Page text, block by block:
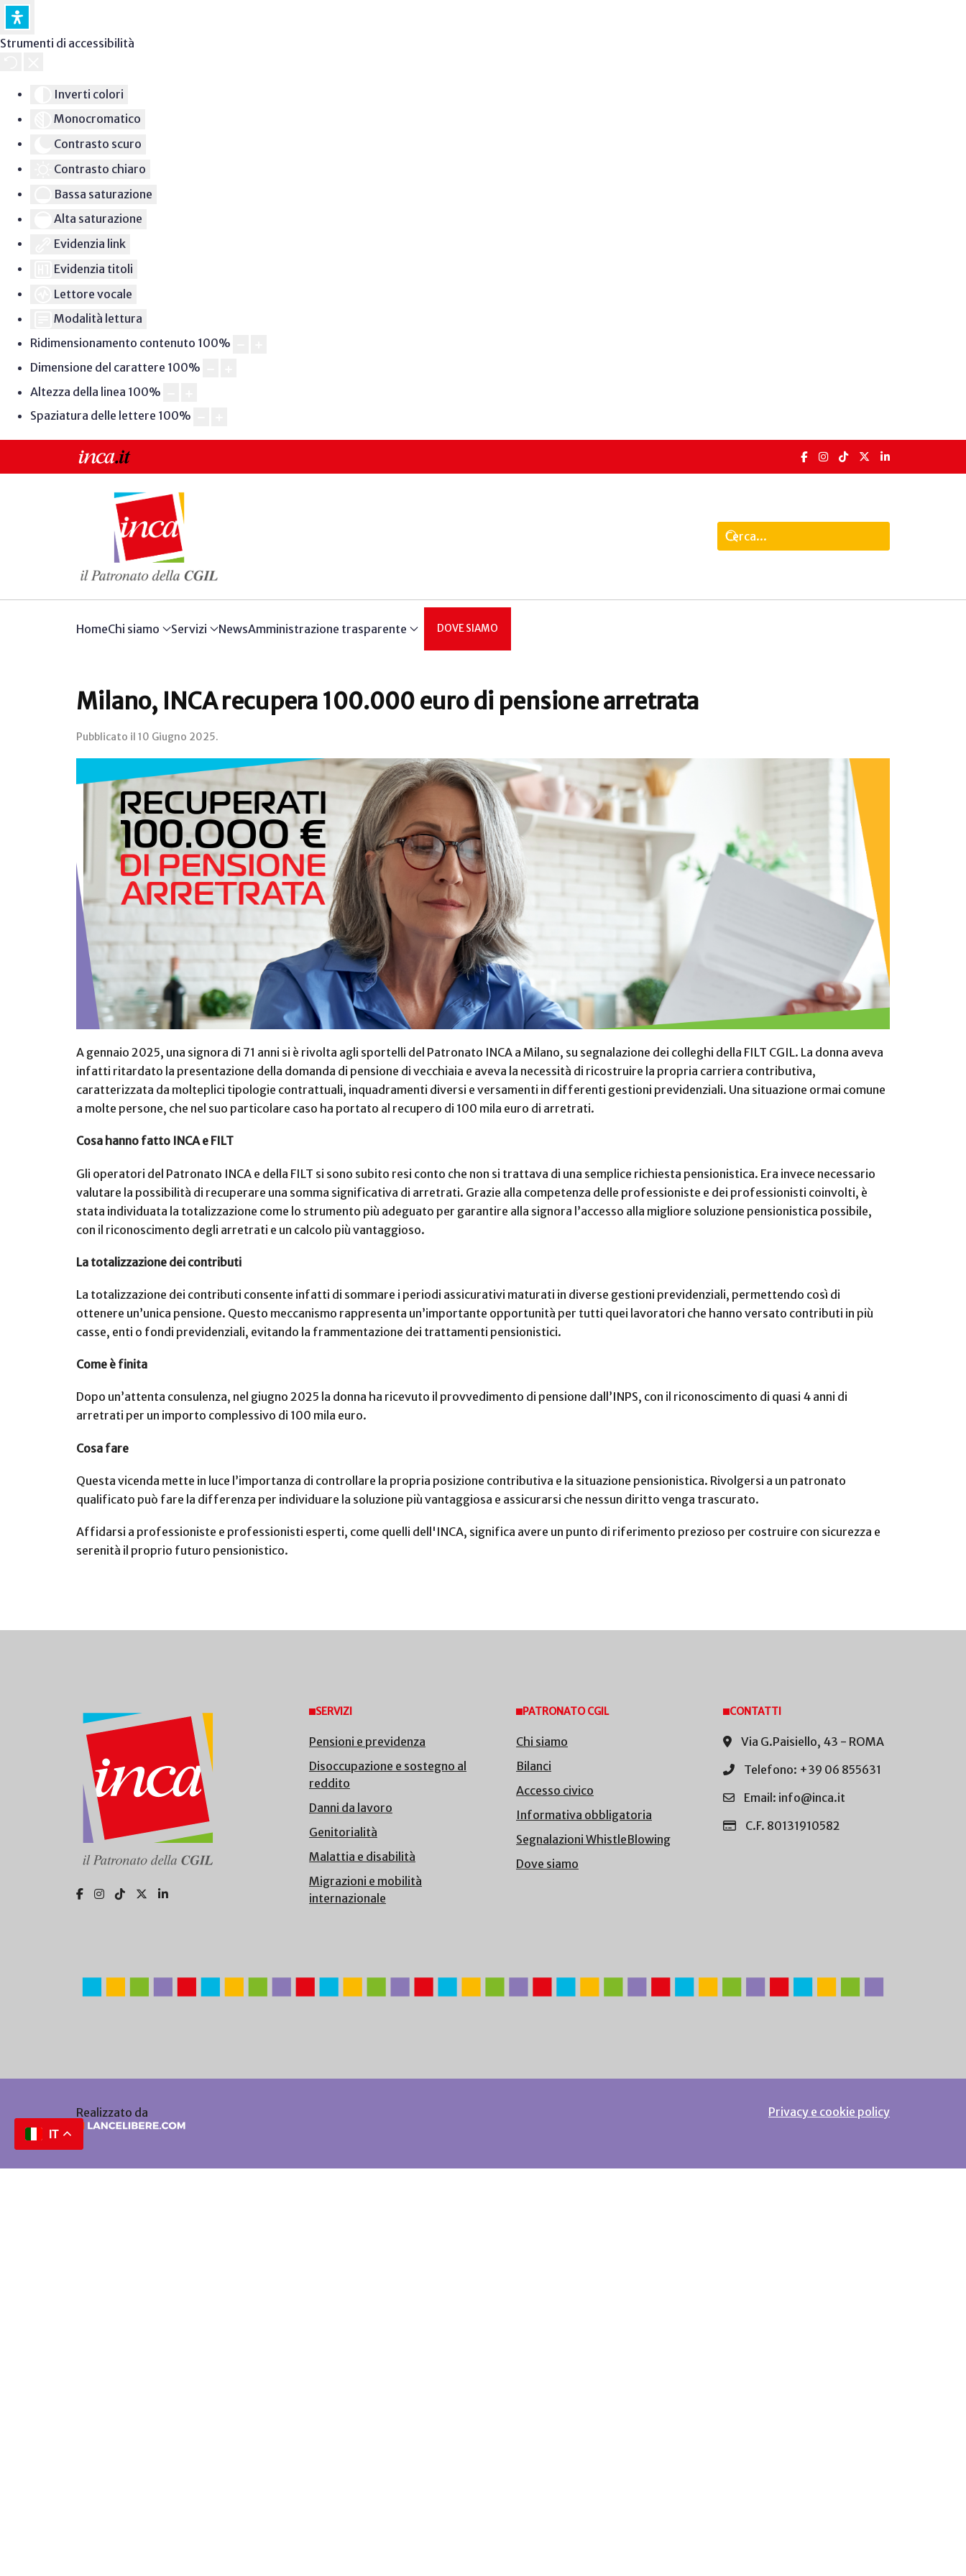
Strumenti di accessibilità
Inverti colori
Monocromatico
Contrasto scuro
Contrasto chiaro
Bassa saturazione
Alta saturazione
Evidenzia link
Evidenzia titoli
Lettore vocale
Modalità lettura
Ridimensionamento contenuto 100%
Dimensione del carattere 100%
Altezza della linea 100%
Spaziatura delle lettere 100%
HomeChi siamo Servizi NewsAmministrazione trasparente DOVE SIAMO
Milano, INCA recupera 100.000 euro di pensione arretrata
Pubblicato il 10 Giugno 2025.
A gennaio 2025, una signora di 71 anni si è rivolta agli sportelli del Patronato INCA a Milano, su segnalazione dei colleghi della FILT CGIL. La donna aveva
infatti ritardato la presentazione della domanda di pensione di vecchiaia e aveva la necessità di ricostruire la propria carriera contributiva,
caratterizzata da molteplici tipologie contrattuali, inquadramenti diversi e versamenti in differenti gestioni previdenziali. Una situazione ormai comune
a molte persone, che nel suo particolare caso ha portato al recupero di 100 mila euro di arretrati.
Cosa hanno fatto INCA e FILT
Gli operatori del Patronato INCA e della FILT si sono subito resi conto che non si trattava di una semplice richiesta pensionistica. Era invece necessario
valutare la possibilità di recuperare una somma significativa di arretrati. Grazie alla competenza delle professioniste e dei professionisti coinvolti, è
stata individuata la totalizzazione come lo strumento più adeguato per garantire alla signora l’accesso alla migliore soluzione pensionistica possibile,
con il riconoscimento degli arretrati e un calcolo più vantaggioso.
La totalizzazione dei contributi
La totalizzazione dei contributi consente infatti di sommare i periodi assicurativi maturati in diverse gestioni previdenziali, permettendo così di
ottenere un’unica pensione. Questo meccanismo rappresenta un’importante opportunità per tutti quei lavoratori che hanno versato contributi in più
casse, enti o fondi previdenziali, evitando la frammentazione dei trattamenti pensionistici.
Come è finita
Dopo un’attenta consulenza, nel giugno 2025 la donna ha ricevuto il provvedimento di pensione dall’INPS, con il riconoscimento di quasi 4 anni di
arretrati per un importo complessivo di 100 mila euro.
Cosa fare
Questa vicenda mette in luce l’importanza di controllare la propria posizione contributiva e la situazione pensionistica. Rivolgersi a un patronato
qualificato può fare la differenza per individuare la soluzione più vantaggiosa e assicurarsi che nessun diritto venga trascurato.
Affidarsi a professioniste e professionisti esperti, come quelli dell'INCA, significa avere un punto di riferimento prezioso per costruire con sicurezza e
serenità il proprio futuro pensionistico.
SERVIZI
Pensioni e previdenza
Disoccupazione e sostegno al
reddito
Danni da lavoro
Genitorialità
Malattia e disabilità
Migrazioni e mobilità
internazionale
PATRONATO CGIL
Chi siamo
Bilanci
Accesso civico
Informativa obbligatoria
Segnalazioni WhistleBlowing
Dove siamo
CONTATTI
Via G.Paisiello, 43 - ROMA
Telefono: +39 06 855631
Email: info@inca.it
C.F. 80131910582
Realizzato da Privacy e cookie policy
IT